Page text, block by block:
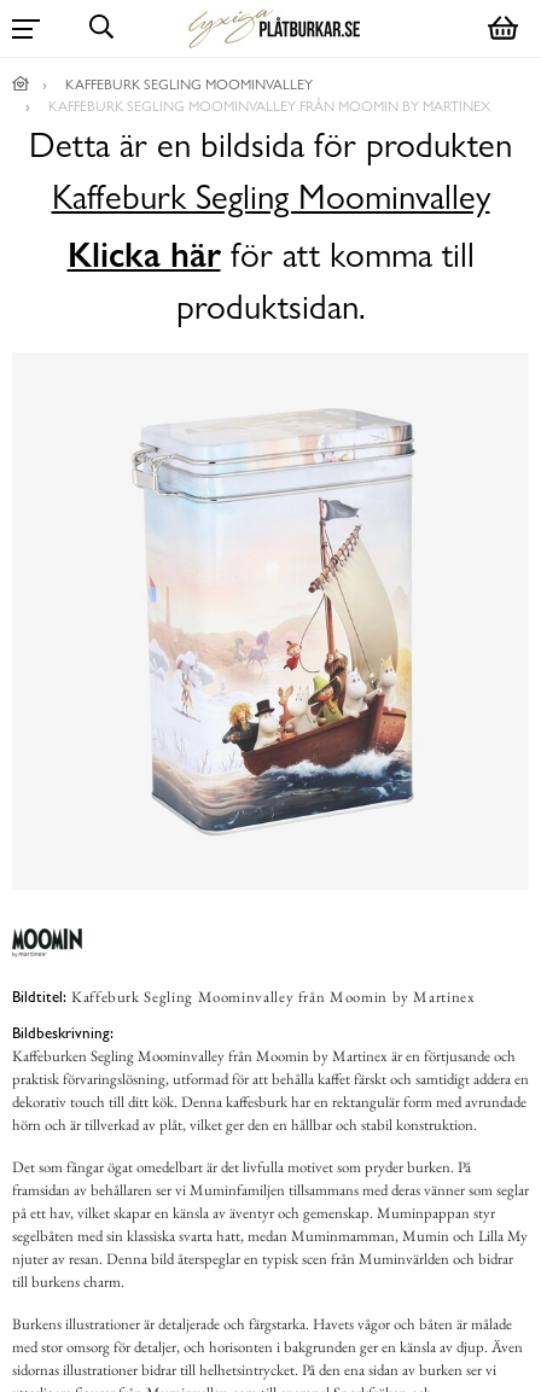
KAFFEBURK SEGLING MOOMINVALLEY
KAFFEBURK SEGLING MOOMINVALLEY FRÅN MOOMIN BY MARTINEX
Detta är en bildsida för produkten
Kaffeburk Segling Moominvalley
Klicka härför att komma till
produktsidan.
Bildtitel: Kaffeburk Segling Moominvalley från Moomin by Martinex
Bildbeskrivning:
Kaffeburken Segling Moominvalley från Moomin by Martinex är en förtjusande och
praktisk förvaringslösning, utformad för att behålla kaffet färskt och samtidigt addera en
dekorativ touch till ditt kök. Denna kaffesburk har en rektangulär form med avrundade
hörn och är tillverkad av plåt, vilket ger den en hållbar och stabil konstruktion.
Det som fångar ögat omedelbart är det livfulla motivet som pryder burken. På
framsidan av behållaren ser vi Muminfamiljen tillsammans med deras vänner som seglar
på ett hav, vilket skapar en känsla av äventyr och gemenskap. Muminpappan styr
segelbåten med sin klassiska svarta hatt, medan Muminmamman, Mumin och Lilla My
njuter av resan. Denna bild återspeglar en typisk scen från Muminvärlden och bidrar
till burkens charm.
Burkens illustrationer är detaljerade och färgstarka. Havets vågor och båten är målade
med stor omsorg för detaljer, och horisonten i bakgrunden ger en känsla av djup. Även
sidornas illustrationer bidrar till helhetsintrycket. På den ena sidan av burken ser vi